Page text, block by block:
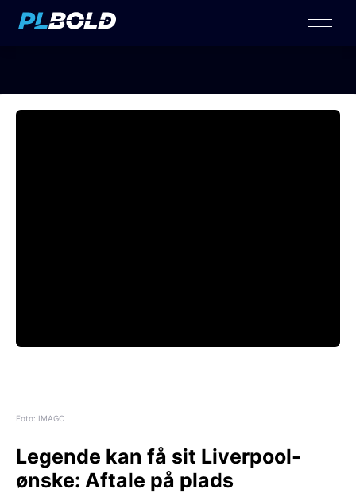
Foto: IMAGO
Legende kan få sit Liverpool-
ønske: Aftale på plads